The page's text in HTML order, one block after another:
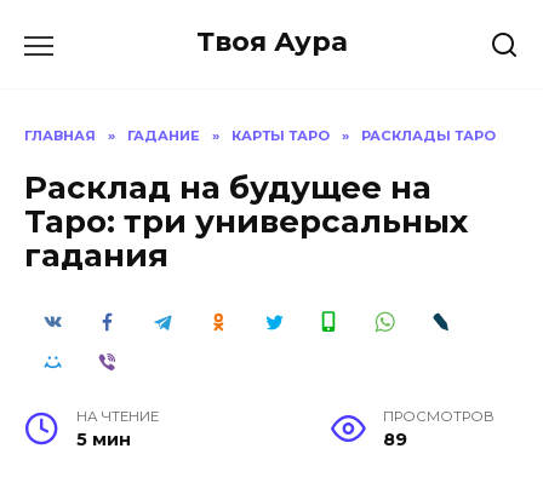
Твоя Аура
ГЛАВНАЯ » ГАДАНИЕ » КАРТЫ ТАРО » РАСКЛАДЫ ТАРО
Расклад на будущее на
Таро: три универсальных
гадания
НА ЧТЕНИЕ
5 мин
ПРОСМОТРОВ
89